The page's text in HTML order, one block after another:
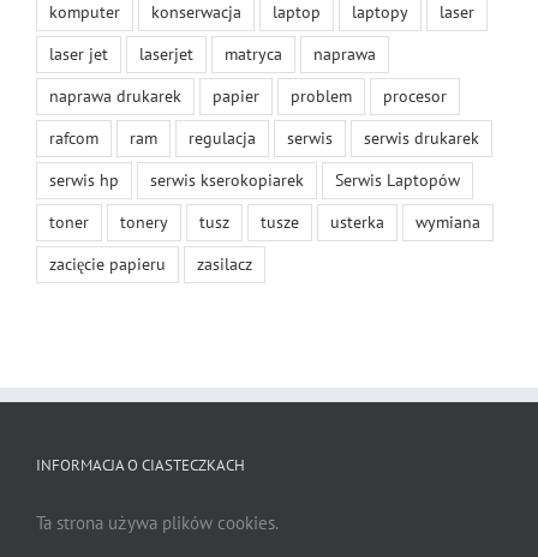
komputer
konserwacja laptop laptopy
laser
laser jet
laserjet matryca
naprawa
naprawa drukarek
papier problem
procesor
rafcom
ram regulacja serwis
serwis drukarek
serwis hp
serwis kserokopiarek
Serwis Laptopów
toner
tonery tusz tusze usterka
wymiana
zacięcie papieru
zasilacz
INFORMACJA O CIASTECZKACH
Ta strona używa plików cookies.